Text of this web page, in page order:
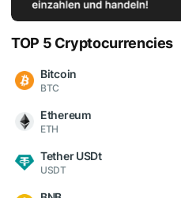
TOP 5 Cryptocurrencies
Bitcoin
BTC
Ethereum
ETH
Tether USDt
USDT